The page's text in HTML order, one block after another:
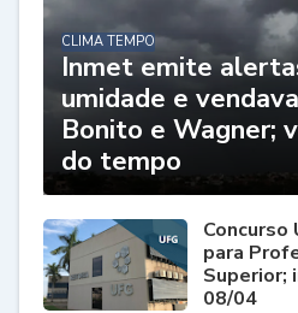
CLIMA TEMPO
Inmet emite
umidade e
Bonito e Wagner;
do tempo
Concurso
para
Superior;
08/04